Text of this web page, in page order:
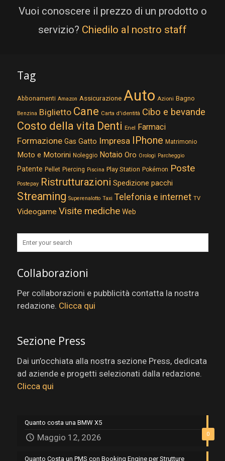
Vuoi conoscere il prezzo di un prodotto o
servizio? Chiedilo al nostro staff
Tag
Abbonamenti Amazon Assicurazione Auto Azioni Bagno
Benzina Biglietto Cane Carta d'identità Cibo e bevande
Costo della vita Denti Enel Farmaci
Formazione Gas Gatto Impresa IPhone Matrimonio
Moto e Motorini Noleggio Notaio Oro Orologi Parcheggio
Patente Pellet Piercing Piscina Play Station Pokémon Poste
Postepay Ristrutturazioni Spedizione pacchi
Streaming Superenalotto Taxi Telefonia e internet TV
Videogame Visite mediche Web
Collaborazioni
Per collaborazioni e pubblicità contatta la nostra
redazione. Clicca qui
Sezione Press
Dai un’occhiata alla nostra sezione Press, dedicata
ad aziende e progetti selezionati dalla redazione.
Clicca qui
0
Quanto costa una BMW X5
Maggio 12, 2026
Quanto Costa un PMS con Booking Engine per Strutture